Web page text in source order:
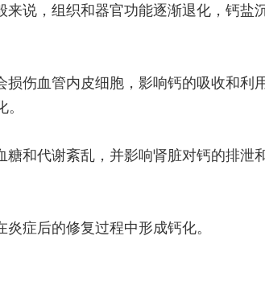
说，组织和器官功能逐渐退化，钙盐
伤血管内皮细胞，影响钙的吸收和利
和代谢紊乱，并影响肾脏对钙的排泄
症后的修复过程中形成钙化。